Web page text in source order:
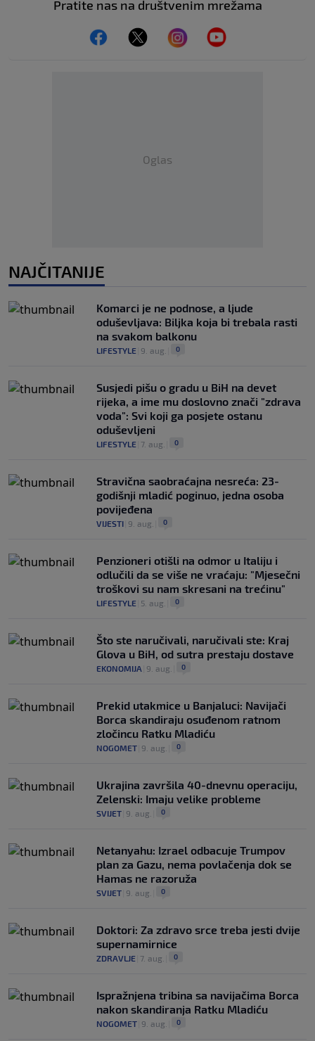
Pratite nas na društvenim mrežama
Oglas
NAJČITANIJE
Komarci je ne podnose, a ljude
oduševljava: Biljka koja bi trebala rasti
na svakom balkonu
LIFESTYLE 9. aug. 0
Susjedi pišu o gradu u BiH na devet
rijeka, a ime mu doslovno znači "zdrava
voda": Svi koji ga posjete ostanu
oduševljeni
LIFESTYLE 7. aug. 0
Stravična saobraćajna nesreća: 23-
godišnji mladić poginuo, jedna osoba
povijeđena
VIJESTI 9. aug. 0
Penzioneri otišli na odmor u Italiju i
odlučili da se više ne vraćaju: "Mjesečni
troškovi su nam skresani na trećinu"
LIFESTYLE 5. aug. 0
Što ste naručivali, naručivali ste: Kraj
Glova u BiH, od sutra prestaju dostave
EKONOMIJA 9. aug. 0
Prekid utakmice u Banjaluci: Navijači
Borca skandiraju osuđenom ratnom
zločincu Ratku Mladiću
NOGOMET 9. aug. 0
Ukrajina završila 40-dnevnu operaciju,
Zelenski: Imaju velike probleme
SVIJET 9. aug. 0
Netanyahu: Izrael odbacuje Trumpov
plan za Gazu, nema povlačenja dok se
Hamas ne razoruža
SVIJET 9. aug. 0
Doktori: Za zdravo srce treba jesti dvije
supernamirnice
ZDRAVLJE 7. aug. 0
Ispražnjena tribina sa navijačima Borca
nakon skandiranja Ratku Mladiću
NOGOMET 9. aug. 0